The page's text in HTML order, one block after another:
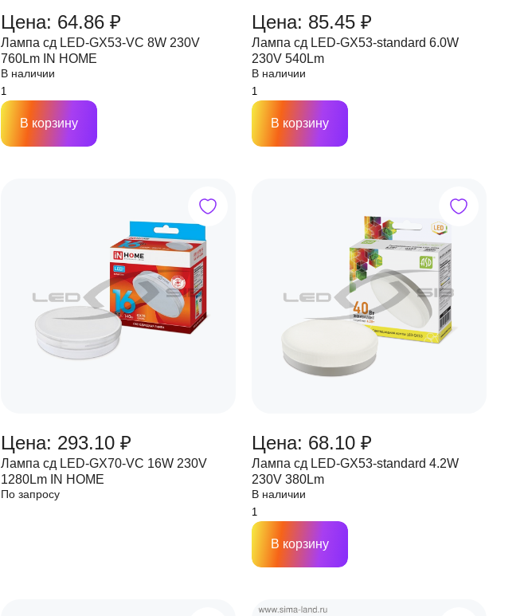
Цена: 64.86 ₽
Лампа сд LED-GX53-VC 8W 230V
760Lm IN HOME
В наличии
В корзину
Цена: 85.45 ₽
Лампа сд LED-GX53-standard 6.0W
230V 540Lm
В наличии
В корзину
Цена: 293.10 ₽
Лампа сд LED-GX70-VC 16W 230V
1280Lm IN HOME
По запросу
Цена: 68.10 ₽
Лампа сд LED-GX53-standard 4.2W
230V 380Lm
В наличии
В корзину